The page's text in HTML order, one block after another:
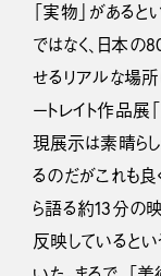
「実物」がある
ではなく、日本の
せるリアルな場
ートレイト作品展
現展示は素晴ら
るのだがこれも
ら語る約13分の
反映しているとい